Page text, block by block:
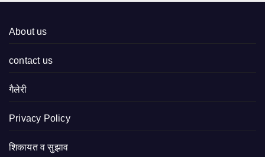
About us
contact us
गैलेरी
Privacy Policy
शिकायत व सुझाव